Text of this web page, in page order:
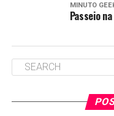
MINUTO
Passeio